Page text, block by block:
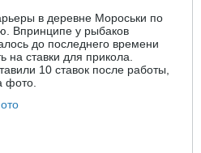
в деревне Мороськи по
Впринципе у рыбаков
до последнего времени
на ставки для прикола.
10 ставок после работы,
фото.